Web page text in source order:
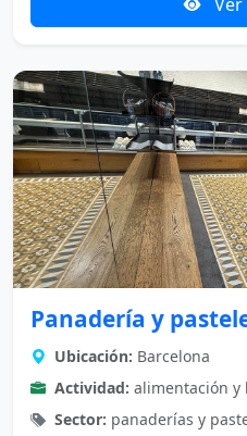
Panadería y
Ubicación: Barcelona
Actividad: alimentación y
Sector: panaderías y